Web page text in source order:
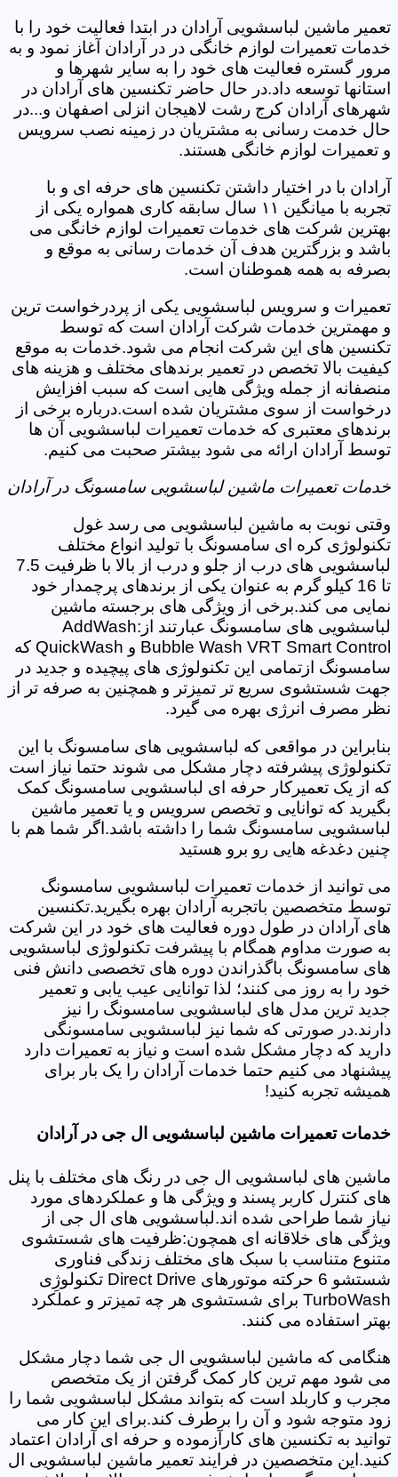
تعمیر ماشین لباسشویی آرادان در ابتدا فعالیت خود را با
خدمات تعمیرات لوازم خانگی در در آرادان آغاز نمود و به
مرور گستره فعالیت های خود را به سایر شهرها و
استانها توسعه داد.در حال حاضر تکنسین های آرادان در
شهرهای آرادان کرج رشت لاهیجان انزلی اصفهان و...در
حال خدمت رسانی به مشتریان در زمینه نصب سرویس
و تعمیرات لوازم خانگی هستند.
آرادان با در اختیار داشتن تکنسین های حرفه ای و با
تجربه با میانگین ۱۱ سال سابقه کاری همواره یکی از
بهترین شرکت های خدمات تعمیرات لوازم خانگی می
باشد و بزرگترین هدف آن خدمات رسانی به موقع و
بصرفه به همه هموطنان است.
تعمیرات و سرویس لباسشویی یکی از پردرخواست ترین
و مهمترین خدمات شرکت آرادان است که توسط
تکنسین های این شرکت انجام می شود.خدمات به موقع
کیفیت بالا تخصص در تعمیر برندهای مختلف و هزینه های
منصفانه از جمله ویژگی هایی است که سبب افزایش
درخواست از سوی مشتریان شده است.درباره برخی از
برندهای معتبری که خدمات تعمیرات لباسشویی آن ها
توسط آرادان ارائه می شود بیشتر صحبت می کنیم.
خدمات تعمیرات ماشین لباسشویی سامسونگ در آرادان
وقتی نوبت به ماشین لباسشویی می رسد غول
تکنولوژی کره ای سامسونگ با تولید انواع مختلف
لباسشویی های درب از جلو و درب از بالا با ظرفیت 7.5
تا 16 کیلو گرم به عنوان یکی از برندهای پرچمدار خود
نمایی می کند.برخی از ویژگی های برجسته ماشین
لباسشویی های سامسونگ عبارتند از:AddWash
Bubble Wash VRT Smart Control و QuickWash که
سامسونگ ازتمامی این تکنولوژی های پیچیده و جدید در
جهت شستشوی سریع تر تمیزتر و همچنین به صرفه تر از
نظر مصرف انرژی بهره می گیرد.
بنابراین در مواقعی که لباسشویی های سامسونگ با این
تکنولوژی پیشرفته دچار مشکل می شوند حتما نیاز است
که از یک تعمیرکار حرفه ای لباسشویی سامسونگ کمک
بگیرید که توانایی و تخصص سرویس و یا تعمیر ماشین
لباسشویی سامسونگ شما را داشته باشد.اگر شما هم با
چنین دغدغه هایی رو برو هستید
می توانید از خدمات تعمیرات لباسشویی سامسونگ
توسط متخصصین باتجربه آرادان بهره بگیرید.تکنسین
های آرادان در طول دوره فعالیت های خود در این شرکت
به صورت مداوم همگام با پیشرفت تکنولوژی لباسشویی
های سامسونگ باگذراندن دوره های تخصصی دانش فنی
خود را به روز می کنند؛ لذا توانایی عیب یابی و تعمیر
جدید ترین مدل های لباسشویی سامسونگ را نیز
دارند.در صورتی که شما نیز لباسشویی سامسونگی
دارید که دچار مشکل شده است و نیاز به تعمیرات دارد
پیشنهاد می کنیم حتما خدمات آرادان را یک بار برای
همیشه تجربه کنید!
خدمات تعمیرات ماشین لباسشویی ال جی در آرادان
ماشین های لباسشویی ال جی در رنگ های مختلف با پنل
های کنترل کاربر پسند و ویژگی ها و عملکردهای مورد
نیاز شما طراحی شده اند.لباسشویی های ال جی از
ویژگی های خلاقانه ای همچون:ظرفیت های شستشوی
متنوع متناسب با سبک های مختلف زندگی فناوری
شستشو 6 حرکته موتورهای Direct Drive تکنولوژِی
TurboWash برای شستشوی هر چه تمیزتر و عملکرد
بهتر استفاده می کنند.
هنگامی که ماشین لباسشویی ال جی شما دچار مشکل
می شود مهم ترین کار کمک گرفتن از یک متخصص
مجرب و کاربلد است که بتواند مشکل لباسشویی شما را
زود متوجه شود و آن را برطرف کند.برای این کار می
توانید به تکنسین های کارآزموده و حرفه ای آرادان اعتماد
کنید.این متخصصین در فرایند تعمیر ماشین لباسشویی ال